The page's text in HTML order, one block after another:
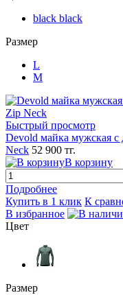
black black
Размер
L
M
Быстрый просмотр
Devold майка мужская
Neck 52 900 тг.
В корзину
Подробнее
Купить в 1 клик К
В избранное
Цвет
Размер